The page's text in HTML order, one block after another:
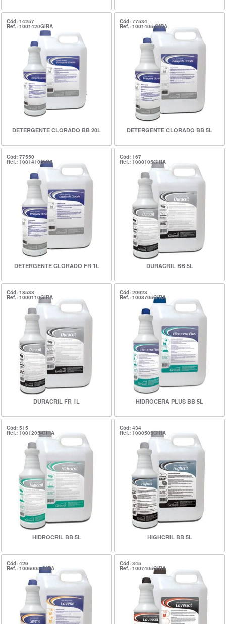
Cód: 14257
Ref.: 1001420GIRA
DETERGENTE CLORADO BB 20L
Cód: 77534
Ref.: 1001405-GIRA
DETERGENTE CLORADO BB 5L
Cód: 77550
Ref.: 1001410GIRA
DETERGENTE CLORADO FR 1L
Cód: 167
Ref.: 1000105GIRA
DURACRIL BB 5L
Cód: 18538
Ref.: 1000110GIRA
DURACRIL FR 1L
Cód: 20923
Ref.: 1008705GIRA
HIDROCERA PLUS BB 5L
Cód: 515
Ref.: 1001205-GIRA
HIDROCRIL BB 5L
Cód: 434
Ref.: 1000505GIRA
HIGHCRIL BB 5L
Cód: 426
Ref.: 1006005-GIRA
Cód: 345
Ref.: 1007405GIRA